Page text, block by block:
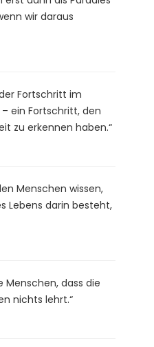
wir daraus
Fortschritt im
ein Fortschritt, den
zu erkennen haben.“
Menschen wissen,
Lebens darin besteht,
Menschen, dass die
nichts lehrt.“